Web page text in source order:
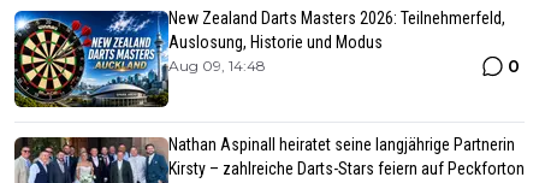
New Zealand Darts Masters 2026: Teilnehmerfeld,
Auslosung, Historie und Modus
Aug 09, 14:48 0
Nathan Aspinall heiratet seine langjährige Partnerin
Kirsty – zahlreiche Darts-Stars feiern auf Peckforton